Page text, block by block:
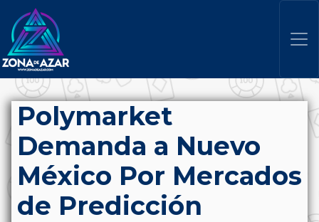
Polymarket
Demanda a Nuevo
México Por Mercados
de Predicción